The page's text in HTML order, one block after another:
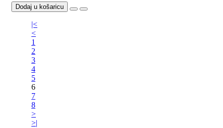
Dodaj u košaricu
|<
<
1
2
3
4
5
6
7
8
>
>|